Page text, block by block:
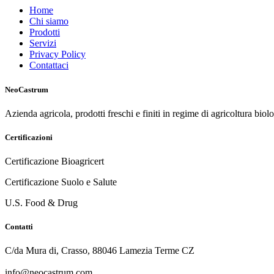
Home
Chi siamo
Prodotti
Servizi
Privacy Policy
Contattaci
NeoCastrum
Azienda agricola, prodotti freschi e finiti in regime di agricoltura
Certificazioni
Certificazione Bioagricert
Certificazione Suolo e Salute
U.S. Food & Drug
Contatti
C/da Mura di, Crasso, 88046 Lamezia Terme CZ